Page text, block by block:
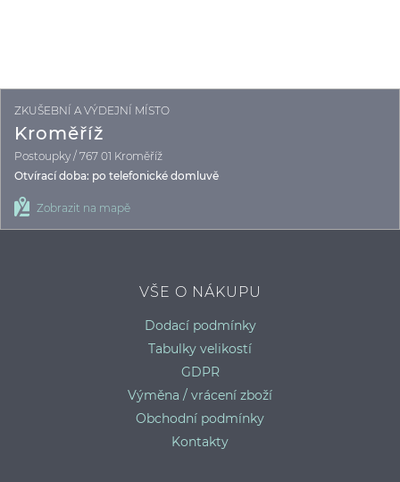
ZKUŠEBNÍ A VÝDEJNÍ MÍSTO
Kroměříž
Postoupky / 767 01 Kroměříž
Otvírací doba: po telefonické domluvě
Zobrazit na mapě
VŠE O NÁKUPU
Dodací podmínky
Tabulky velikostí
GDPR
Výměna / vrácení zboží
Obchodní podmínky
Kontakty